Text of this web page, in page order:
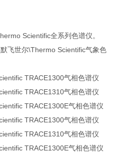
Scientific全系列色谱仪。
飞世尔\Thermo Scientific气象色
TRACE1300气相色谱仪
TRACE1310气相色谱仪
TRACE1300E气相色谱仪
TRACE1300气相色谱仪
TRACE1310气相色谱仪
TRACE1300E气相色谱仪